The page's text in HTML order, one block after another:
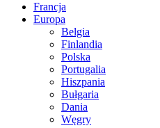
Francja
Europa
Belgia
Finlandia
Polska
Portugalia
Hiszpania
Bułgaria
Dania
Węgry